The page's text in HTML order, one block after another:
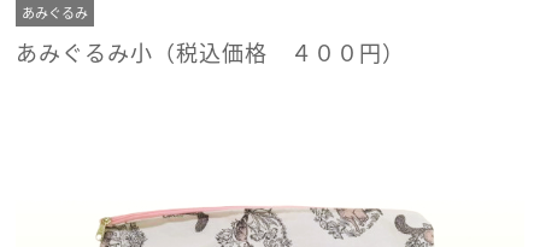
あみぐるみ
あみぐるみ小（税込価格 ４００円）